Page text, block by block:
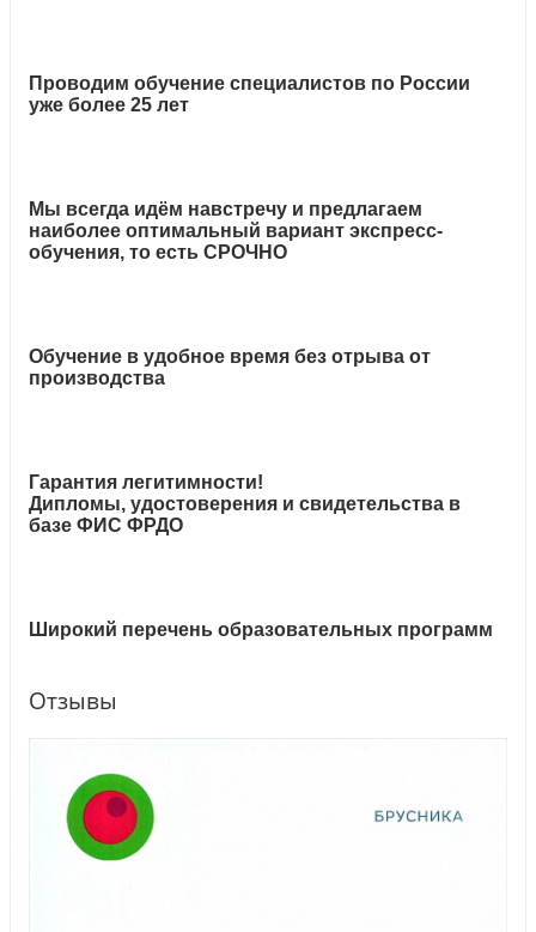
Проводим обучение специалистов по России
уже более 25 лет
Мы всегда идём навстречу и предлагаем
наиболее оптимальный вариант экспресс-
обучения, то есть СРОЧНО
Обучение в удобное время без отрыва от
производства
Гарантия легитимности!
Дипломы, удостоверения и свидетельства в
базе ФИС ФРДО
Широкий перечень образовательных программ
Отзывы